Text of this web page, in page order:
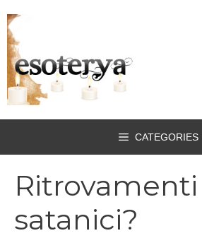
al
contenuto
CATEGORIES
Ritrovamenti
satanici?